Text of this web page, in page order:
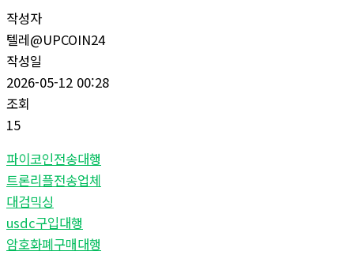
작성자
텔레@UPCOIN24
작성일
2026-05-12 00:28
조회
15
파이코인전송대행
트론리플전송업체
대검믹싱
usdc구입대행
암호화폐구매대행